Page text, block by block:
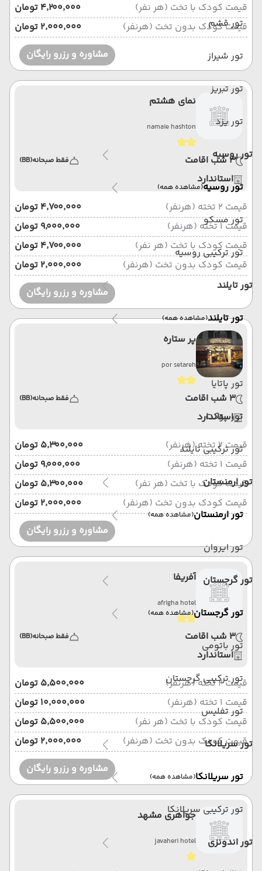
تور قشم
تور شیراز
تور تبریز
تور یزد
تور روسیه
تور روسیه(مشاهده همه)
تور مسکو
تور ترکیبی روسیه
تور تایلند
تور تایلند(مشاهده همه)
تور بانکوک
تور پاتایا
تور پوکت
تور ترکیبی تایلند
تور ارمنستان
تور ارمنستان(مشاهده همه)
تور ایروان
تور گرجستان
تور گرجستان(مشاهده همه)
تور باتومی
تور ترکیبی گرجستان
تور تفلیس
تور سریلانکا
تور سریلانکا(مشاهده همه)
تور ترکیبی سریلانکا
تور اندونزی
قیمت کودک با تخت (هر نفر)
۴٬۲۰۰٬۰۰۰ تومان
قیمت کودک بدون تخت (هرنفر)
۲٬۰۰۰٬۰۰۰ تومان
مشاوره و رزرو رایگان
نمای هشتم
namaie hashton
3 شب اقامت فقط صبحانه(BB)
استاندارد
قیمت 2 تخته (هرنفر)
۴٬۷۰۰٬۰۰۰ تومان
قیمت 1 تخته (هرنفر)
۹٬۰۰۰٬۰۰۰ تومان
قیمت کودک با تخت (هر نفر)
۴٬۷۰۰٬۰۰۰ تومان
قیمت کودک بدون تخت (هرنفر)
۲٬۰۰۰٬۰۰۰ تومان
مشاوره و رزرو رایگان
پر ستاره
por setareh
3 شب اقامت فقط صبحانه(BB)
استاندارد
قیمت 2 تخته (هرنفر)
۵٬۳۰۰٬۰۰۰ تومان
قیمت 1 تخته (هرنفر)
۹٬۰۰۰٬۰۰۰ تومان
قیمت کودک با تخت (هر نفر)
۵٬۳۰۰٬۰۰۰ تومان
قیمت کودک بدون تخت (هرنفر)
۲٬۰۰۰٬۰۰۰ تومان
مشاوره و رزرو رایگان
آفریفا
afrigha hotel
3 شب اقامت فقط صبحانه(BB)
استاندارد
قیمت 2 تخته (هرنفر)
۵٬۵۰۰٬۰۰۰ تومان
قیمت 1 تخته (هرنفر)
۱۰٬۰۰۰٬۰۰۰ تومان
قیمت کودک با تخت (هر نفر)
۵٬۵۰۰٬۰۰۰ تومان
قیمت کودک بدون تخت (هرنفر)
۲٬۰۰۰٬۰۰۰ تومان
مشاوره و رزرو رایگان
جواهری مشهد
javaheri hotel